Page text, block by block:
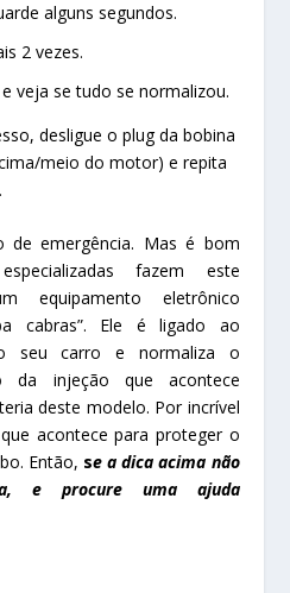
alguns segundos.
2 vezes.
veja se tudo se normalizou.
desligue o plug da bobina
meio do motor) e repita
de emergência. Mas é bom
fazem este
equipamento eletrônico
cabras”. Ele é ligado ao
seu carro e normaliza o
da injeção que acontece
deste modelo. Por incrível
acontece para proteger o
Então, se a dica acima não
e procure uma ajuda